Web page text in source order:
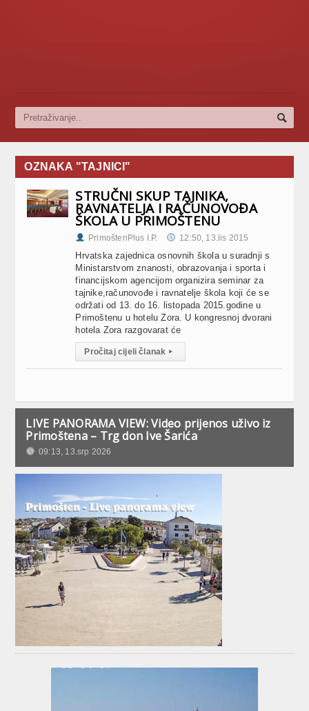
OZNAKA "TAJNICI"
STRUČNI SKUP TAJNIKA,
RAVNATELJA I RAČUNOVOĐA
ŠKOLA U PRIMOŠTENU
PrimoštenPlus I.P. 12:50, 13.lis 2015
Hrvatska zajednica osnovnih škola u suradnji s
Ministarstvom znanosti, obrazovanja i sporta i
financijskom agencijom organizira seminar za
tajnike,računovođe i ravnatelje škola koji će se
održati od 13. do 16. listopada 2015.godine u
Primoštenu u hotelu Zora. U kongresnoj dvorani
hotela Zora razgovarat će
Pročitaj cijeli članak ▸
LIVE PANORAMA VIEW: Video prijenos uživo iz
Primoštena – Trg don Ive Šarića
09:13, 13.srp 2026